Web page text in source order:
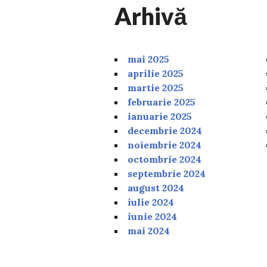
Arhivă
mai 2025
aprilie 2025
martie 2025
februarie 2025
ianuarie 2025
decembrie 2024
noiembrie 2024
octombrie 2024
septembrie 2024
august 2024
iulie 2024
iunie 2024
mai 2024